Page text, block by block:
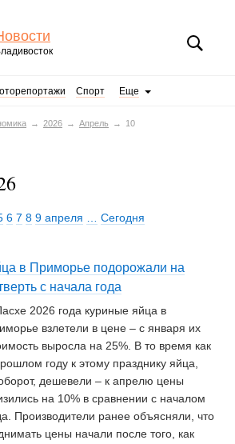
Спорт Еще
2026 Апрель 10
6 7 8 9 апреля Сегодня
в Приморье подорожали на
с начала года
2026 года куриные яйца в
взлетели в цене – с января их
выросла на 25%. В то время как
году к этому празднику яйца,
дешевели – к апрелю цены
на 10% в сравнении с началом
Производители ранее объясняли, что
цены начали после того, как